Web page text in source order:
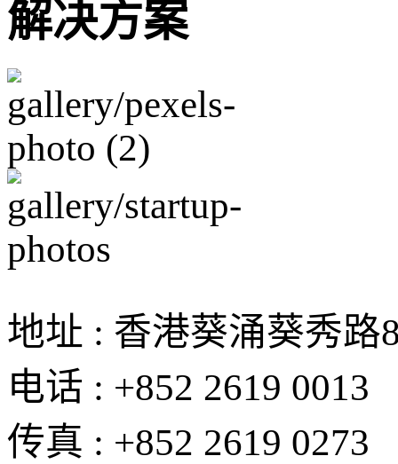
解决方案
地址 : 香港葵涌葵秀路
电话 : +852 2619 0013
传真 : +852 2619 0273